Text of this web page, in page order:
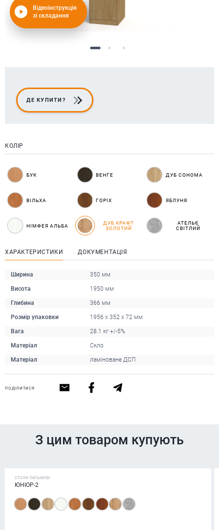
Відеоінструкція
зі складання
ДЕ КУПИТИ?
КОЛІР
БУК ВЕНГЕ ДУБ СОНОМА
ВІЛЬХА ГОРІХ ЯБЛУНЯ
НІМФЕЯ АЛЬБА
ДУБ КРАФТ
ЗОЛОТИЙ
АТЕЛЬЄ
СВІТЛИЙ
ХАРАКТЕРИСТИКИ ДОКУМЕНТАЦІЯ
Ширина 350 мм
Висота 1950 мм
Глибина 366 мм
Розмір упаковки 1956 x 352 x 72 мм
Вага 28.1 кг +/-5%
Матеріал Скло
Матеріал ламіноване ДСП
ПОДІЛИТИСЯ
З цим товаром купують
СТОЛИ ПИСЬМОВІ
ЮНІОР-2